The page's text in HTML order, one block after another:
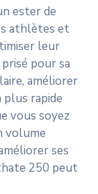
ester de
athlètes et
leur
pour sa
améliorer
rapide
vous soyez
volume
ses
250 peut